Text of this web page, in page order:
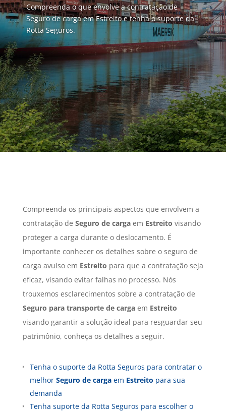
Compreenda o que envolve a contratação de
Seguro de carga em Estreito e tenha o suporte da
Rotta Seguros.
Compreenda os principais aspectos que envolvem a
contratação de Seguro de cargaem Estreito visando
proteger a carga durante o deslocamento. É
importante conhecer os detalhes sobre o seguro de
carga avulso em Estreito para que a contratação seja
eficaz, visando evitar falhas no processo. Nós
trouxemos esclarecimentos sobre a contratação de
Seguro para transporte de cargaem Estreito
visando garantir a solução ideal para resguardar seu
patrimônio, conheça os detalhes a seguir.
Tenha o suporte da Rotta Seguros para contratar o
melhor Seguro de cargaem Estreito para sua
demanda
Tenha suporte da Rotta Seguros para escolher o